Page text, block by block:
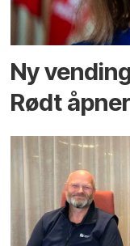
Ny
Rødt